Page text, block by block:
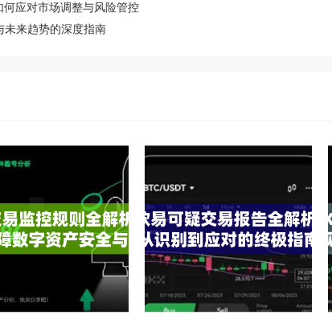
应对市场调整与风险管控
未来趋势的深度指南